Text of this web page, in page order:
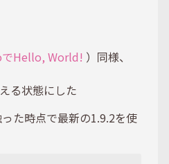
でHello, World! ）同様、
る状態にした
た時点で最新の1.9.2を使